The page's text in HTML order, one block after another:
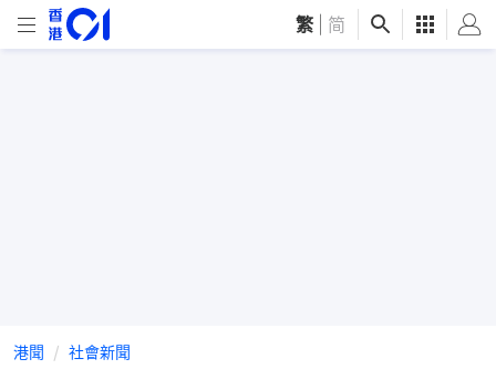
繁 简
港聞 社會新聞